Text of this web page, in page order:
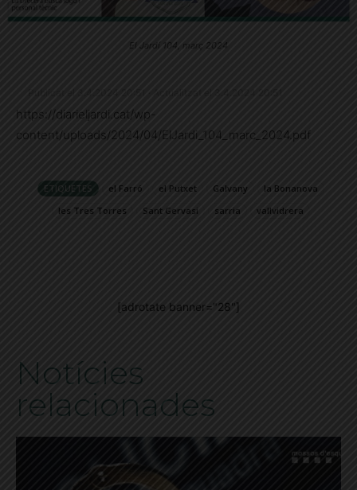
El Jardí 104, març 2024
https://diarieljardi.cat/wp-
content/uploads/2024/04/ElJardi_104_marc_2024.pdf
ETIQUETES el Farró el Putxet Galvany
la Bonanova
les Tres Torres
Sant Gervasi sarria vallvidrera
[adrotate banner="28"]
Notícies
relacionades